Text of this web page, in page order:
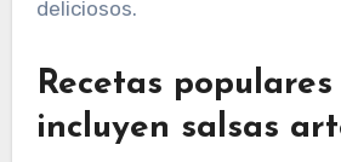
deliciosos.
Recetas populares
incluyen salsas